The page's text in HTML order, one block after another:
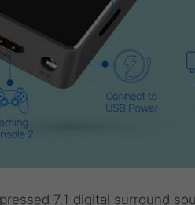
7.1 digital surround